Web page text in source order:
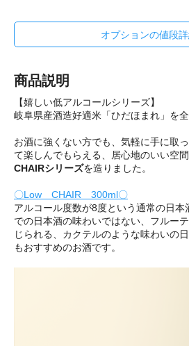
オプションの値段
商品説明
【嬉しい低アルコールシリーズ】
岐阜県産酒造好適米「ひだほまれ」を
お酒に強くない方でも、気軽に手に取
て楽しんでもらえる、居心地のいい空
CHAIRシリーズを造りました。
〇Low CHAIR 300ml〇
アルコール度数が8度という通常の日本
での日本酒の味わいではない、フルー
じられる、カクテルのような味わいの
もおすすめのお酒です。